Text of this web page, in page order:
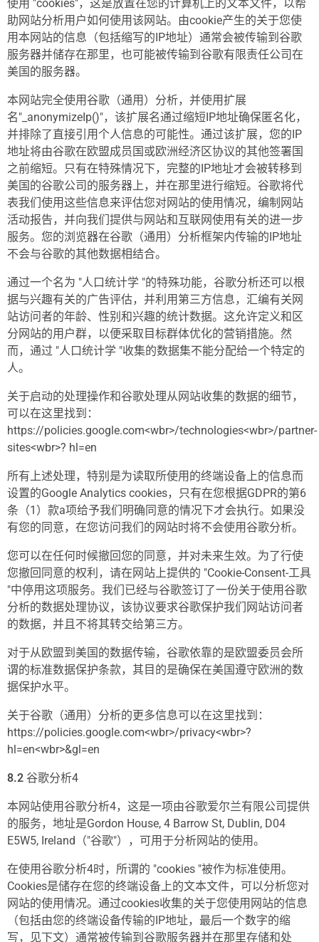
使用 "cookies"，这是放置在您的计算机上的文本文件，以帮
助网站分析用户如何使用该网站。由cookie产生的关于您使
用本网站的信息（包括缩写的IP地址）通常会被传输到谷歌
服务器并储存在那里，也可能被传输到谷歌有限责任公司在
美国的服务器。
本网站完全使用谷歌（通用）分析，并使用扩展
名"_anonymizeIp()"，该扩展名通过缩短IP地址确保匿名化，
并排除了直接引用个人信息的可能性。通过该扩展，您的IP
地址将由谷歌在欧盟成员国或欧洲经济区协议的其他签署国
之前缩短。只有在特殊情况下，完整的IP地址才会被转移到
美国的谷歌公司的服务器上，并在那里进行缩短。谷歌将代
表我们使用这些信息来评估您对网站的使用情况，编制网站
活动报告，并向我们提供与网站和互联网使用有关的进一步
服务。您的浏览器在谷歌（通用）分析框架内传输的IP地址
不会与谷歌的其他数据相结合。
通过一个名为 "人口统计学 "的特殊功能，谷歌分析还可以根
据与兴趣有关的广告评估，并利用第三方信息，汇编有关网
站访问者的年龄、性别和兴趣的统计数据。这允许定义和区
分网站的用户群，以便采取目标群体优化的营销措施。然
而，通过 "人口统计学 "收集的数据集不能分配给一个特定的
人。
关于启动的处理操作和谷歌处理从网站收集的数据的细节，
可以在这里找到：
https://policies.google.com<wbr>/technologies<wbr>/partner-
sites<wbr>? hl=en
所有上述处理，特别是为读取所使用的终端设备上的信息而
设置的Google Analytics cookies，只有在您根据GDPR的第6
条（1）款a项给予我们明确同意的情况下才会执行。如果没
有您的同意，在您访问我们的网站时将不会使用谷歌分析。
您可以在任何时候撤回您的同意，并对未来生效。为了行使
您撤回同意的权利，请在网站上提供的 "Cookie-Consent-工具
"中停用这项服务。我们已经与谷歌签订了一份关于使用谷歌
分析的数据处理协议，该协议要求谷歌保护我们网站访问者
的数据，并且不将其转交给第三方。
对于从欧盟到美国的数据传输，谷歌依靠的是欧盟委员会所
谓的标准数据保护条款，其目的是确保在美国遵守欧洲的数
据保护水平。
关于谷歌（通用）分析的更多信息可以在这里找到：
https://policies.google.com<wbr>/privacy<wbr>?
hl=en<wbr>&gl=en
8.2 谷歌分析4
本网站使用谷歌分析4，这是一项由谷歌爱尔兰有限公司提供
的服务，地址是Gordon House, 4 Barrow St, Dublin, D04
E5W5, Ireland（"谷歌"），可用于分析网站的使用。
在使用谷歌分析4时，所谓的 "cookies "被作为标准使用。
Cookies是储存在您的终端设备上的文本文件，可以分析您对
网站的使用情况。通过cookies收集的关于您使用网站的信息
（包括由您的终端设备传输的IP地址，最后一个数字的缩
写，见下文）通常被传输到谷歌服务器并在那里存储和处